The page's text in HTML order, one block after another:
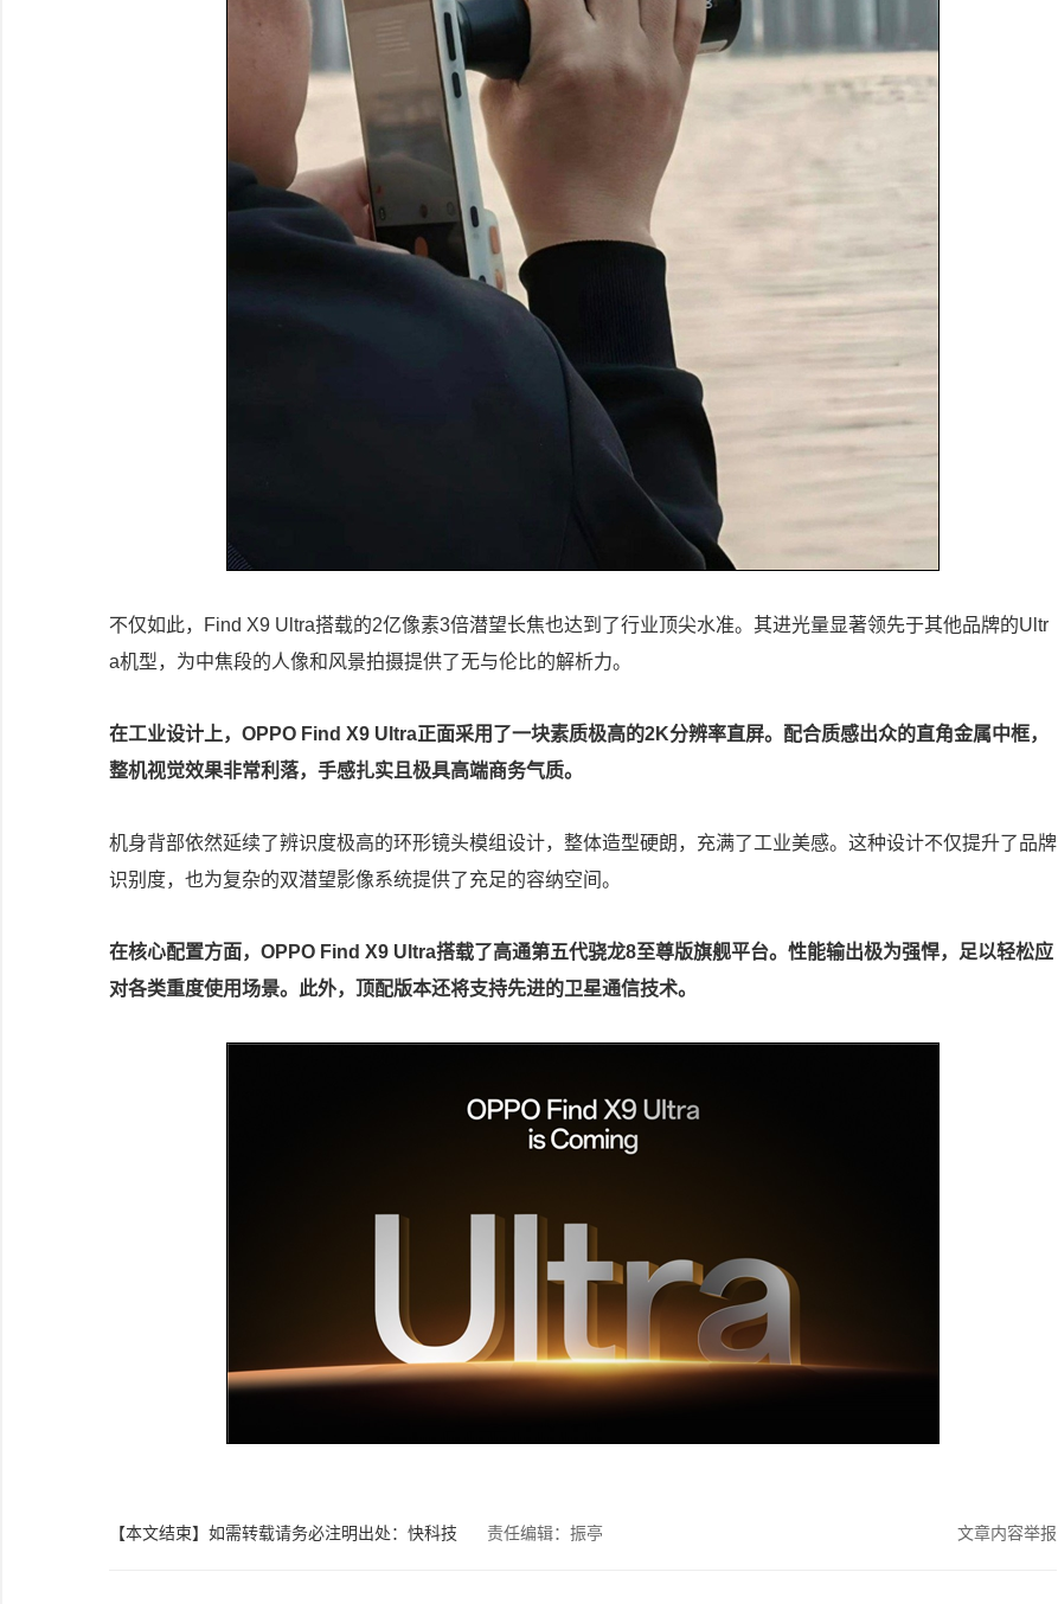
不仅如此，Find X9 Ultra搭载的2亿像素3倍潜望长焦也达到了行业顶尖水准。其进光量显著领先于其他品牌的Ultr
a机型，为中焦段的人像和风景拍摄提供了无与伦比的解析力。
在工业设计上，OPPO Find X9 Ultra正面采用了一块素质极高的2K分辨率直屏。配合质感出众的直角金属中框，
整机视觉效果非常利落，手感扎实且极具高端商务气质。
机身背部依然延续了辨识度极高的环形镜头模组设计，整体造型硬朗，充满了工业美感。这种设计不仅提升了品牌
识别度，也为复杂的双潜望影像系统提供了充足的容纳空间。
在核心配置方面，OPPO Find X9 Ultra搭载了高通第五代骁龙8至尊版旗舰平台。性能输出极为强悍，足以轻松应
对各类重度使用场景。此外，顶配版本还将支持先进的卫星通信技术。
【本文结束】如需转载请务必注明出处：快科技 责任编辑：振亭 文章内容举报